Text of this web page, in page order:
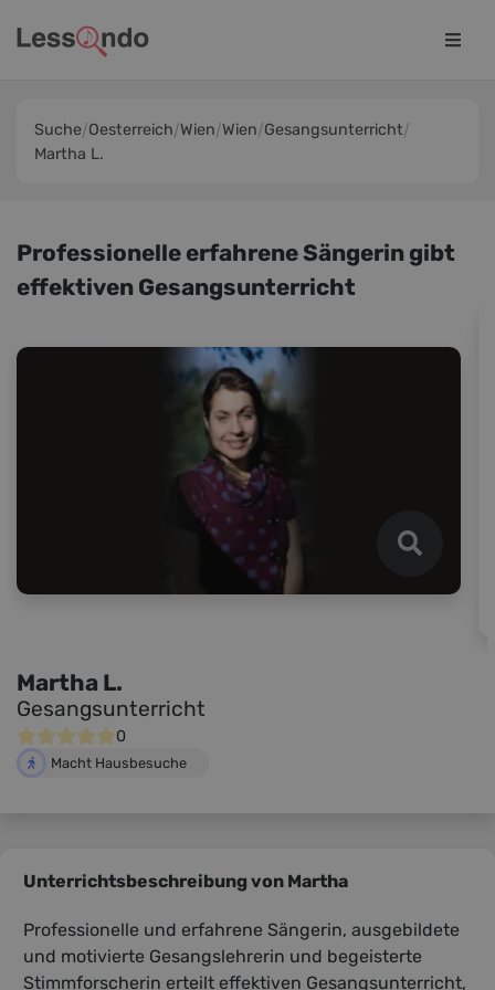
Suche Oesterreich Wien Wien Gesangsunterricht
Martha L.
Professionelle erfahrene Sängerin gibt
effektiven Gesangsunterricht
Martha L.
Gesangsunterricht
0
Macht Hausbesuche
Unterrichtsbeschreibung von Martha
Professionelle und erfahrene Sängerin, ausgebildete
und motivierte Gesangslehrerin und begeisterte
Stimmforscherin erteilt effektiven Gesangsunterricht,